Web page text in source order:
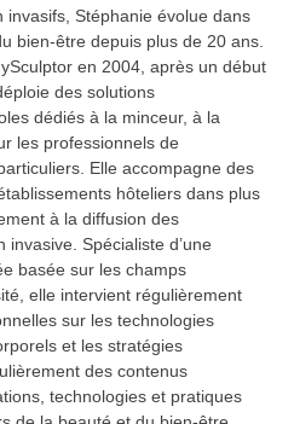
Stéphanie évolue dans
bien-être depuis plus de 20 ans.
en 2004, après un début
des solutions
dédiés à la minceur, à la
les professionnels de
Elle accompagne des
hôteliers dans plus
à la diffusion des
Spécialiste d’une
basée sur les champs
elle intervient régulièrement
sur les technologies
et les stratégies
des contenus
technologies et pratiques